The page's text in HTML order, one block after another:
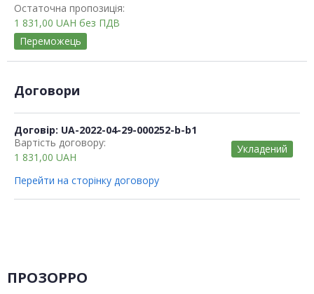
Остаточна пропозиція:
1 831,00 UAH без ПДВ
Переможець
Договори
Договір: UA-2022-04-29-000252-b-b1
Вартість договору:
1 831,00 UAH
Укладений
Перейти на сторінку договору
ПРОЗОРРО